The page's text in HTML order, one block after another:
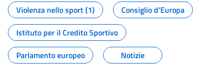
Violenza nello sport (1)
Consiglio d'Europa
Istituto per il Credito Sportivo
Parlamento europeo
Notizie